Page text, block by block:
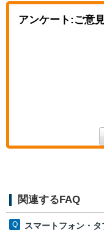
アンケート:ご意
関連するFAQ
スマートフォン・